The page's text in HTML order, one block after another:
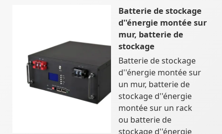
Batterie de stockage
d''énergie montée sur
mur, batterie de
stockage
Batterie de stockage
d''énergie montée sur
un mur, batterie de
stockage d''énergie
montée sur un rack
ou batterie de
stockage d''énergie